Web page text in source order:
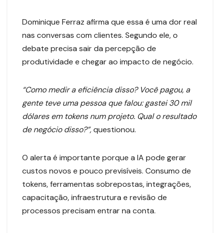
Dominique Ferraz afirma que essa é uma dor real
nas conversas com clientes. Segundo ele, o
debate precisa sair da percepção de
produtividade e chegar ao impacto de negócio.
“Como medir a eficiência disso? Você pagou, a
gente teve uma pessoa que falou: gastei 30 mil
dólares em tokens num projeto. Qual o resultado
de negócio disso?”,questionou.
O alerta é importante porque a IA pode gerar
custos novos e pouco previsíveis. Consumo de
tokens, ferramentas sobrepostas, integrações,
capacitação, infraestrutura e revisão de
processos precisam entrar na conta.